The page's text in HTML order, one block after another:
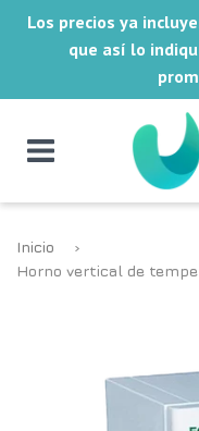
Los precios ya
que así lo
Inicio
›
Horno vertical de